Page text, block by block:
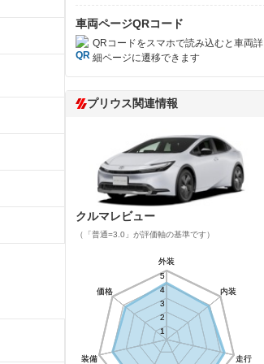
車両ページQRコード
QRコードをスマホで読み込むと車両詳
細ページに遷移できます
プリウス関連情報
クルマレビュー
（「普通=3.0」が評価軸の基準です）
外装
内装
走行
装備
価格
1
2
3
4
5
外装
内装
走行
装備
価格
1
2
3
4
5